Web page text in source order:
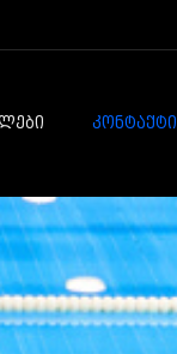
ᲙᲝᲜᲢᲐᲥᲢᲘ